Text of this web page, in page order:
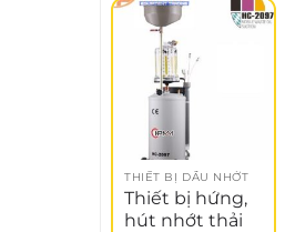
THIẾT BỊ DẦU NHỚT
Thiết bị hứng,
hút nhớt thải